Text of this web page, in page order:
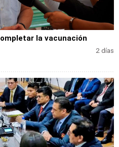
la vacunación
2 días